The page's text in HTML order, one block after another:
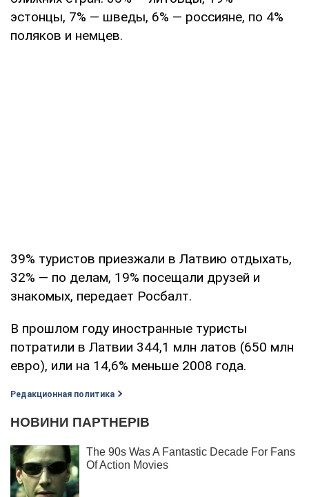
эстонцы, 7% — шведы, 6% — россияне, по 4%
поляков и немцев.
39% туристов приезжали в Латвию отдыхать,
32% — по делам, 19% посещали друзей и
знакомых, передает Росбалт.
В прошлом году иностранные туристы
потратили в Латвии 344,1 млн латов (650 млн
евро), или на 14,6% меньше 2008 года.
Редакционная политика